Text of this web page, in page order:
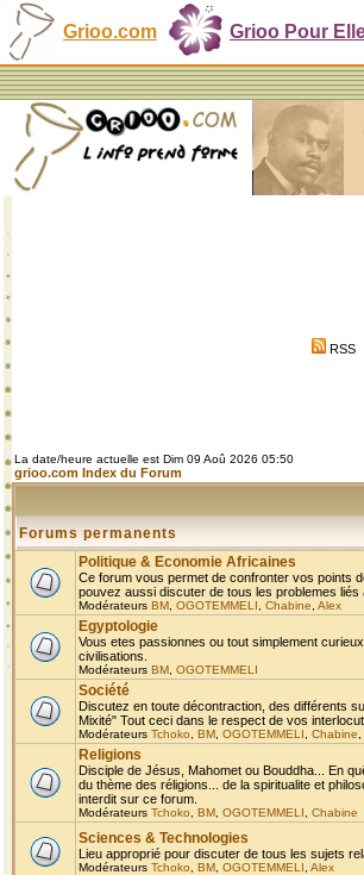
Grioo.com Grioo Pour
RSS
La date/heure actuelle est Dim 09 Aoû 2026 05:50
grioo.com Index du Forum
Forums permanents
Politique & Economie Africaines
Ce forum vous permet de confronter vos points
pouvez aussi discuter de tous les problemes
Modérateurs BM OGOTEMMELI Chabine Alex
Egyptologie
Vous etes passionnes ou tout simplement
civilisations.
Modérateurs BM OGOTEMMELI
Société
Discutez en toute décontraction, des différents
Mixité" Tout ceci dans le respect de vos
Modérateurs Tchoko BM OGOTEMMELI Chabine
Religions
Disciple de Jésus, Mahomet ou Bouddha... En
du thème des réligions... de la spiritualite et
interdit sur ce forum.
Modérateurs Tchoko BM OGOTEMMELI Chabine
Sciences & Technologies
Lieu approprié pour discuter de tous les sujets
Modérateurs Tchoko BM OGOTEMMELI Alex